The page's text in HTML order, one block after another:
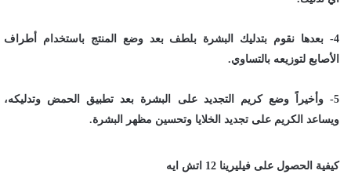
4- بعدها نقوم بتدليك البشرة بلطف بعد وضع المنتج باستخدام أطراف
الأصابع لتوزيعه بالتساوي.
5- وأخيراً وضع كريم التجديد على البشرة بعد تطبيق الحمض وتدليكه،
ويساعد الكريم على تجديد الخلايا وتحسين مظهر البشرة.
كيفية الحصول على فيليرينا 12 اتش ايه